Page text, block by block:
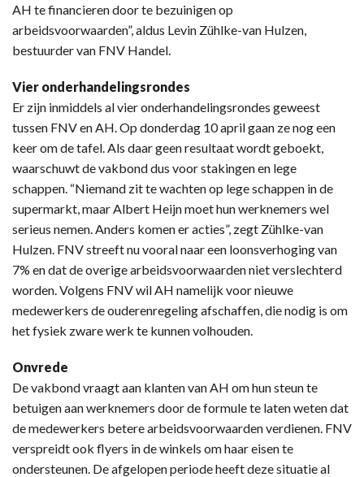
AH te financieren door te bezuinigen op
arbeidsvoorwaarden”, aldus Levin Zühlke-van Hulzen,
bestuurder van FNV Handel.
Vier onderhandelingsrondes
Er zijn inmiddels al vier onderhandelingsrondes geweest
tussen FNV en AH. Op donderdag 10 april gaan ze nog een
keer om de tafel. Als daar geen resultaat wordt geboekt,
waarschuwt de vakbond dus voor stakingen en lege
schappen. “Niemand zit te wachten op lege schappen in de
supermarkt, maar Albert Heijn moet hun werknemers wel
serieus nemen. Anders komen er acties”, zegt Zühlke-van
Hulzen. FNV streeft nu vooral naar een loonsverhoging van
7% en dat de overige arbeidsvoorwaarden niet verslechterd
worden. Volgens FNV wil AH namelijk voor nieuwe
medewerkers de ouderenregeling afschaffen, die nodig is om
het fysiek zware werk te kunnen volhouden.
Onvrede
De vakbond vraagt aan klanten van AH om hun steun te
betuigen aan werknemers door de formule te laten weten dat
de medewerkers betere arbeidsvoorwaarden verdienen. FNV
verspreidt ook flyers in de winkels om haar eisen te
ondersteunen. De afgelopen periode heeft deze situatie al